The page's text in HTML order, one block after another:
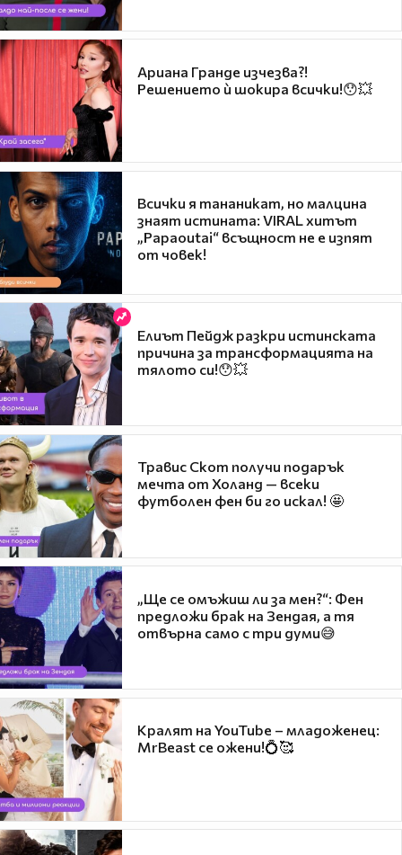
Ариана Гранде изчезва?!
Решението ѝ шокира всички!😯💥
Всички я тананикат, но малцина
знаят истината: VIRAL хитът
„Papaoutai“ всъщност не е изпят
от човек!
Елиът Пейдж разкри истинската
причина за трансформацията на
тялото си!😯💥
Травис Скот получи подарък
мечта от Холанд — всеки
футболен фен би го искал! 🤩
„Ще се омъжиш ли за мен?“: Фен
предложи брак на Зендая, а тя
отвърна само с три думи😅
Кралят на YouTube – младоженец:
MrBeast се ожени!💍🥰